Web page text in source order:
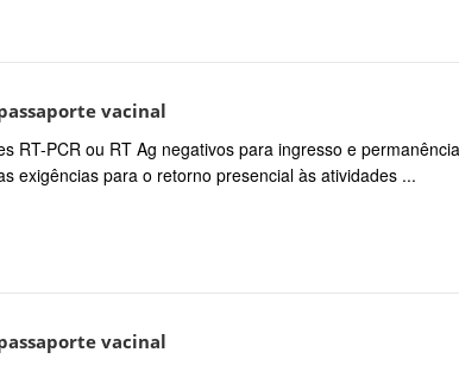
vacinal
RT-PCR ou RT Ag negativos para ingresso e
exigências para o retorno presencial às atividades ...
vacinal